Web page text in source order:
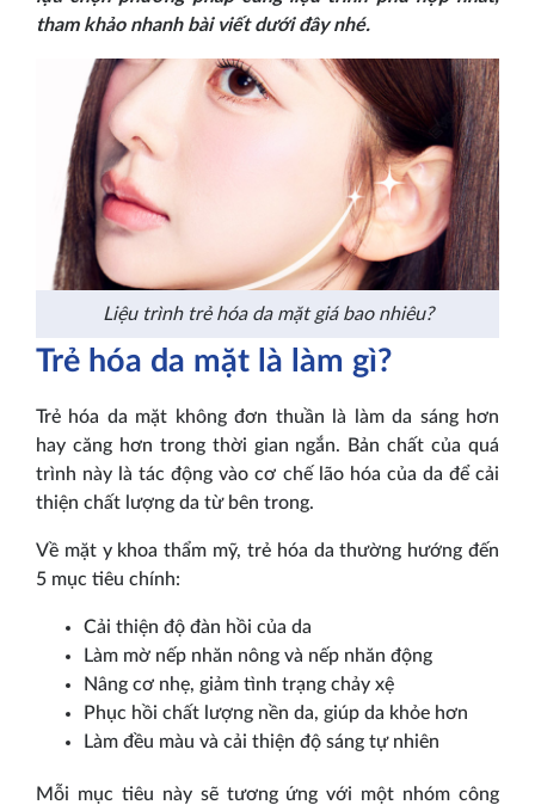
tham khảo nhanh bài viết dưới đây nhé.
Liệu trình trẻ hóa da mặt giá bao nhiêu?
Trẻ hóa da mặt là làm gì?
Trẻ hóa da mặt không đơn thuần là làm da sáng hơn
hay căng hơn trong thời gian ngắn. Bản chất của quá
trình này là tác động vào cơ chế lão hóa của da để cải
thiện chất lượng da từ bên trong.
Về mặt y khoa thẩm mỹ, trẻ hóa da thường hướng đến
5 mục tiêu chính:
Cải thiện độ đàn hồi của da
Làm mờ nếp nhăn nông và nếp nhăn động
Nâng cơ nhẹ, giảm tình trạng chảy xệ
Phục hồi chất lượng nền da, giúp da khỏe hơn
Làm đều màu và cải thiện độ sáng tự nhiên
Mỗi mục tiêu này sẽ tương ứng với một nhóm công